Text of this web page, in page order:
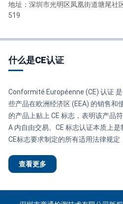
地址：深圳市光明区凤凰街道塘尾社
519
什么是CE认证
Conformité Européenne (CE) 认证
些产品在欧洲经济区 (EEA) 的销售和
的产品上贴上 CE 标志，表明该产品
A 内自由交易。CE 标志认证本质上
CE标志要求制定的所有适用法律规定
查看更多